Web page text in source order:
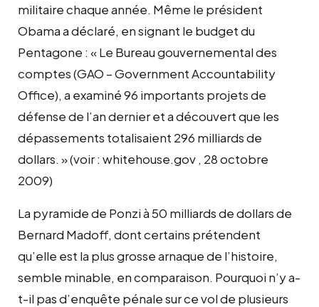
militaire chaque année. Même le président
Obama a déclaré, en signant le budget du
Pentagone : « Le Bureau gouvernemental des
comptes (GAO – Government Accountability
Office), a examiné 96 importants projets de
défense de l’an dernier et a découvert que les
dépassements totalisaient 296 milliards de
dollars. » (voir : whitehouse.gov , 28 octobre
2009)
La pyramide de Ponzi à 50 milliards de dollars de
Bernard Madoff, dont certains prétendent
qu’elle est la plus grosse arnaque de l’histoire,
semble minable, en comparaison. Pourquoi n’y a-
t-il pas d’enquête pénale sur ce vol de plusieurs